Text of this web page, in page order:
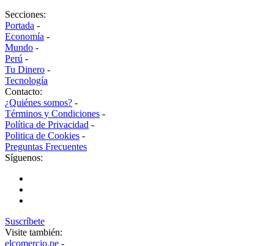
Secciones:
Portada -
Economía -
Mundo -
Perú -
Tu Dinero -
Tecnología
Contacto:
¿Quiénes somos? -
Términos y Condiciones -
Política de Privacidad -
Politica de Cookies -
Preguntas Frecuentes
Síguenos:
Suscríbete
Visite también:
elcomercio.pe -